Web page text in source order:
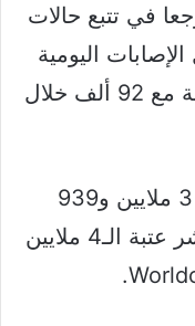
في تتبع حالات
اليومية
بلغ 93,8 ألف حالة جديدة مقارنة مع 92 ألف خلال
وبلغت الحصيلة العامة أكثر من 3 ملايين و939
ألف حالة، بينما تجاوز هذا المؤشر عتبة الـ4 ملايين